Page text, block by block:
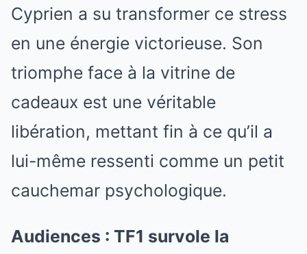
Cyprien a su transformer ce stress
en une énergie victorieuse. Son
triomphe face à la vitrine de
cadeaux est une véritable
libération, mettant fin à ce qu’il a
lui-même ressenti comme un petit
cauchemar psychologique.
Audiences : TF1 survole la